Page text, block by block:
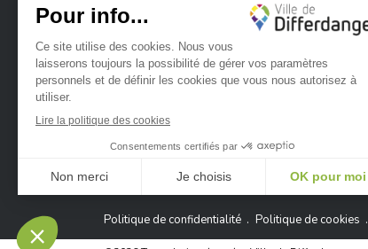
Ville de Differdange sur Facebook
Ville de Differdange sur Instagram
Ville de Differdange sur YouTube
Politique de confidentialité Politique de cookies